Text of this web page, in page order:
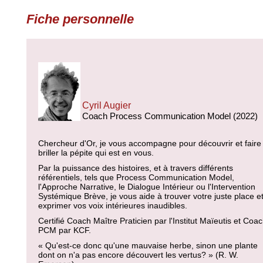
Fiche personnelle
Cyril Augier
Coach Process Communication Model (2022)
Chercheur d'Or, je vous accompagne pour découvrir et faire
briller la pépite qui est en vous.
Par la puissance des histoires, et à travers différents
référentiels, tels que Process Communication Model,
l'Approche Narrative, le Dialogue Intérieur ou l'Intervention
Systémique Brève, je vous aide à trouver votre juste place
exprimer vos voix intérieures inaudibles.
Certifié Coach Maître Praticien par l'Institut Maïeutis et
PCM par KCF.
« Qu'est-ce donc qu'une mauvaise herbe, sinon une plante
dont on n'a pas encore découvert les vertus? » (R. W.